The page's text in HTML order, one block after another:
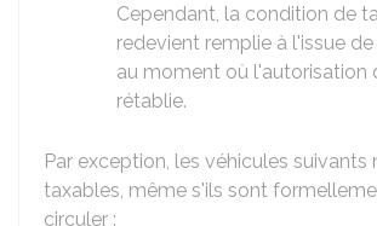
Cependant, la condition de
redevient remplie à l'issue
au moment où l'autorisation
rétablie.
Par exception, les véhicules suivants
taxables, même s'ils sont
circuler :